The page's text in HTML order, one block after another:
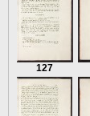
127